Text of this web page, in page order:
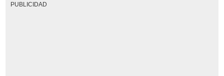
PUBLICIDAD